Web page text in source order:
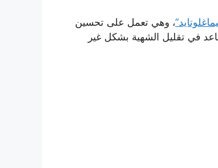
، وهي تعمل على تحسين
في تقليل الشهية بشكل غير